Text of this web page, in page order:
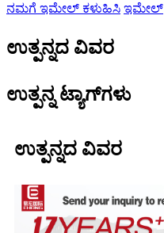
ನಮಗೆ ಇಮೇಲ್ ಕಳುಹಿಸಿ ಇಮೇಲ್
ಉತ್ಪನ್ನದ ವಿವರ
ಉತ್ಪನ್ನ ಟ್ಯಾಗ್‌ಗಳು
ಉತ್ಪನ್ನದ ವಿವರ